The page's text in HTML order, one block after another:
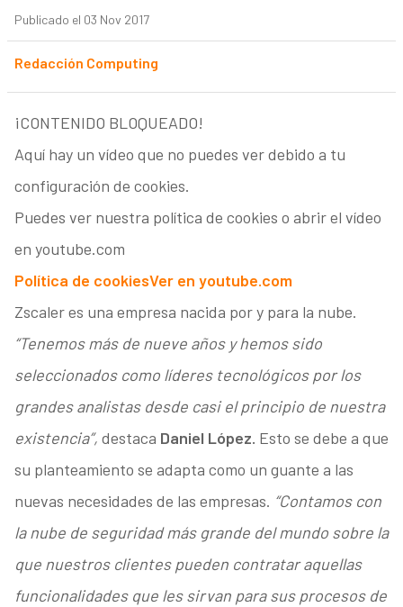
Publicado el 03 Nov 2017
Redacción Computing
¡CONTENIDO BLOQUEADO!
Aquí hay un vídeo que no puedes ver debido a tu
configuración de cookies.
Puedes ver nuestra política de cookies o abrir el vídeo
en youtube.com
Política de cookiesVer en youtube.com
Zscaler es una empresa nacida por y para la nube.
“Tenemos más de nueve años y hemos sido
seleccionados como líderes tecnológicos por los
grandes analistas desde casi el principio de nuestra
existencia”, destaca Daniel López. Esto se debe a que
su planteamiento se adapta como un guante a las
nuevas necesidades de las empresas. “Contamos con
la nube de seguridad más grande del mundo sobre la
que nuestros clientes pueden contratar aquellas
funcionalidades que les sirvan para sus procesos de